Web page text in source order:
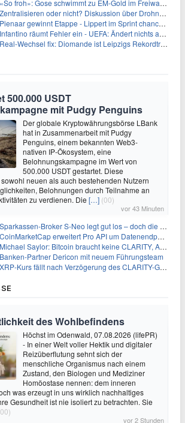
«So froh»: Gose schwimmt zu EM-Gold im Freiwasser
Zentralisieren oder nicht? Diskussion über Drohnenabwehr
Pienaar gewinnt Etappe - Lippert im Sprint chancenlos
Infantino räumt Fehler ein - UEFA: Ändert nichts an Boykott
Real-Wechsel fix: Diomande ist Leipzigs Rekordtransfer
500.000 USDT
mit Pudgy Penguins
Der globale Kryptowährungsbörse LBank
hat in Zusammenarbeit mit Pudgy
Penguins, einem bekannten Web3-
nativen IP-Ökosystem, eine
Belohnungskampagne im Wert von
500.000 USDT gestartet. Diese
neuen als auch bestehenden Nutzern
Belohnungen durch Teilnahme an
zu verdienen. Die […] (00)
vor 43 Minuten
Sparkassen-Broker S-Neo legt gut los – doch die Schwachstellen bleiben
CoinMarketCap erweitert Pro API um Datenendpunkte für reale Vermögenswerte
Michael Saylor: Bitcoin braucht keine CLARITY, Amerika schon
Banken-Partner Dericon mit neuem Führungsteam
XRP-Kurs fällt nach Verzögerung des CLARITY-Gesetzes, Analyst warnt vor schwachem August-Trend
des Wohlbefindens
Höchst im Odenwald, 07.08.2026 (lifePR)
- In einer Welt voller Hektik und digitaler
Reizüberflutung sehnt sich der
menschliche Organismus nach einem
Zustand, den Biologen und Mediziner
Homöostase nennen: dem inneren
was erzeugt in uns wirklich nachhaltiges
Gesundheit ist nie isoliert zu betrachten. Sie
vor 2 Stunden